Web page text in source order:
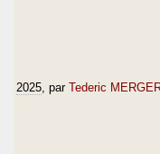
2025 , par Tederic